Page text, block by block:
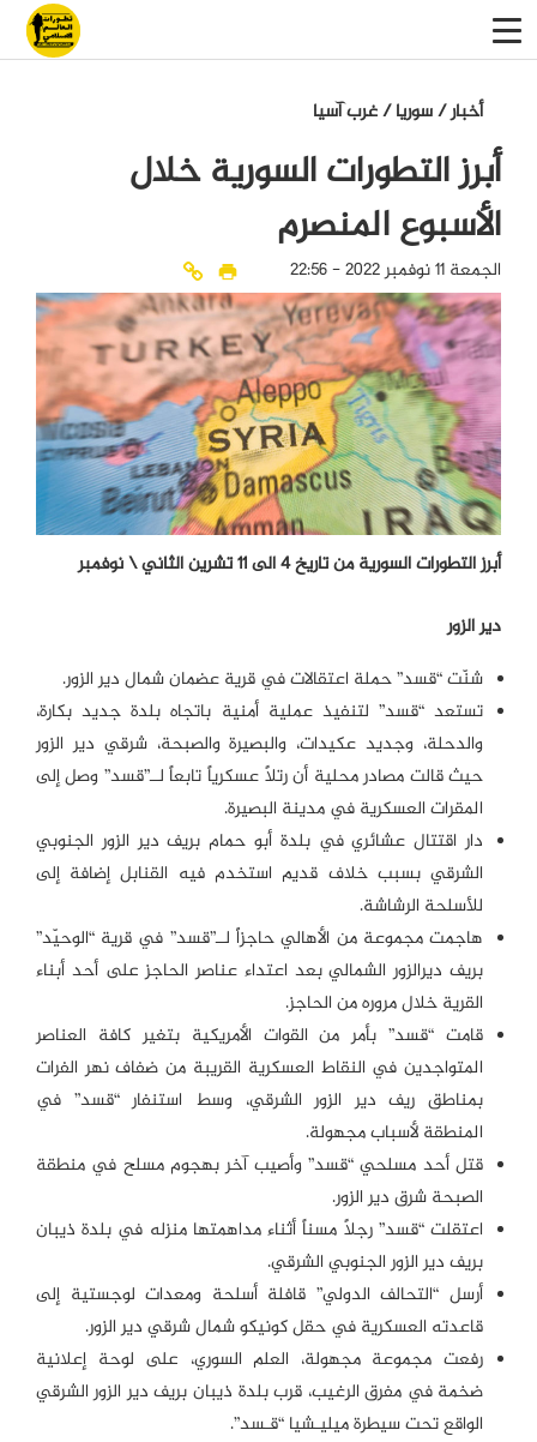
أخبار/سوريا/غرب آسيا
أبرز التطورات السورية خلال
الأسبوع المنصرم
الجمعة 11 نوفمبر 2022 - 22:56
أبرز التطورات السورية من تاريخ 4 الى 11 تشرين الثاني \ نوفمبر
دير الزور
شنّت “قسد” حملة اعتقالات في قرية عضمان شمال دير الزور.
تستعد “قسد” لتنفيذ عملية أمنية باتجاه بلدة جديد بكارة،
والدحلة، وجديد عكيدات، والبصيرة والصبحة، شرقي دير الزور
حيث قالت مصادر محلية أن رتلاً عسكرياً تابعاً لــ”قسد” وصل إلى
المقرات العسكرية في مدينة البصيرة.
دار اقتتال عشائري في بلدة أبو حمام بريف دير الزور الجنوبي
الشرقي بسبب خلاف قديم استخدم فيه القنابل إضافة إلى
للأسلحة الرشاشة.
هاجمت مجموعة من الأهالي حاجزاً لــ”قسد” في قرية “الوحيّد”
بريف ديرالزور الشمالي بعد اعتداء عناصر الحاجز على أحد أبناء
القرية خلال مروره من الحاجز.
قامت “قسد” بأمر من القوات الأمريكية بتغير كافة العناصر
المتواجدين في النقاط العسكرية القريبة من ضفاف نهر الفرات
بمناطق ريف دير الزور الشرقي، وسط استنفار “قسد” في
المنطقة لأسباب مجهولة.
قتل أحد مسلحي “قسد” وأصيب آخر بهجوم مسلح في منطقة
الصبحة شرق دير الزور.
اعتقلت “قسد” رجلاً مسناً أثناء مداهمتها منزله في بلدة ذيبان
بريف دير الزور الجنوبي الشرقي.
أرسل “التحالف الدولي” قافلة أسلحة ومعدات لوجستية إلى
قاعدته العسكرية في حقل كونيكو شمال شرقي دير الزور.
رفعت مجموعة مجهولة، العلم السوري، على لوحة إعلانية
ضخمة في مفرق الرغيب، قرب بلدة ذيبان بريف دير الزور الشرقي
الواقع تحت سيطرة ميليـشيا “قـسد”.